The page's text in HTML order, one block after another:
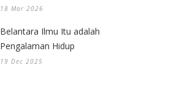
18 Mar 2026
Belantara Ilmu Itu adalah
Pengalaman Hidup
19 Dec 2025